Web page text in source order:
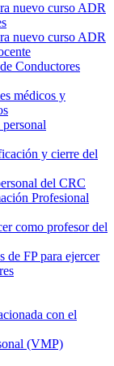
nuevo curso ADR
nuevo curso ADR
Conductores
médicos y
y cierre del
del CRC
Profesional
como profesor del
de FP para ejercer
con el
(VMP)